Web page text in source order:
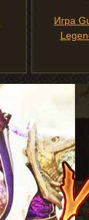
Игра